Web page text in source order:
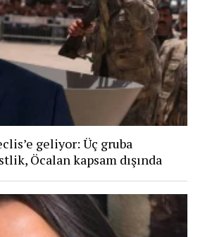
geliyor: Üç gruba
Öcalan kapsam dışında